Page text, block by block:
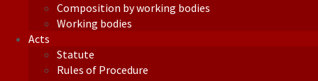
Composition by working bodies
Working bodies
Acts
Statute
Rules of Procedure